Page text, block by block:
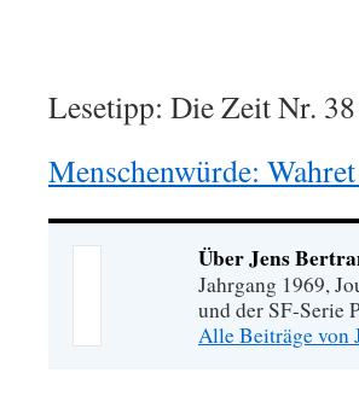
Lesetipp: Die Zeit Nr.
Menschenwürde:
Über Jens
Jahrgang 1969,
und der SF-Serie
Alle Beiträge von